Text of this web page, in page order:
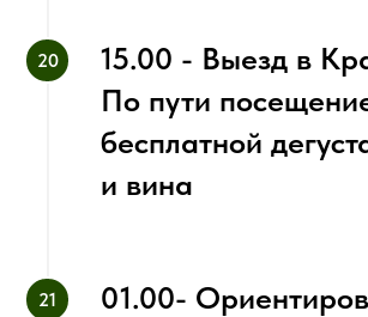
15.00 - Выезд в
По пути
бесплатной
и вина
01.00-